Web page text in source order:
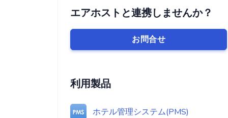
エアホストと連携しませんか？
お問合せ
利用製品
ホテル管理システム(PMS)